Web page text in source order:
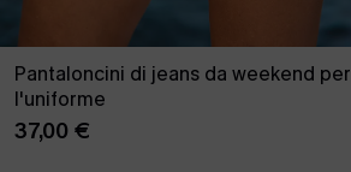
Pantaloncini di jeans da weekend per
l'uniforme
37,00 €